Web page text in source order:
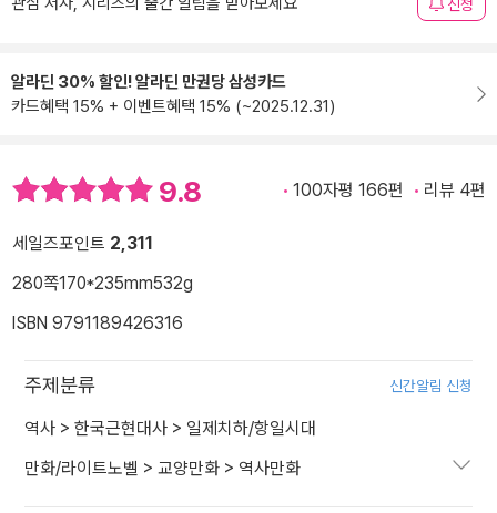
신청
알라딘 30% 할인! 알라딘 만권당 삼성카드
카드혜택 15% + 이벤트혜택 15% (~2025.12.31)
9.8 100자평 166편 리뷰 4편
세일즈포인트 2,311
280쪽170*235mm532g
ISBN 9791189426316
주제분류 신간알림 신청
역사 > 한국근현대사 > 일제치하/항일시대
만화/라이트노벨 > 교양만화 > 역사만화